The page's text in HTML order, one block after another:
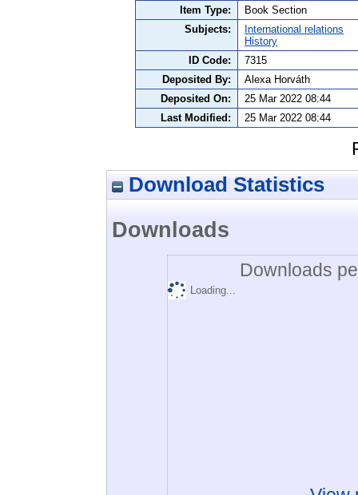
Item Type:
Book Section
Subjects:
International relations
History
ID Code:
7315
Deposited By:
Alexa Horváth
Deposited On:
25 Mar 2022 08:44
Last Modified:
25 Mar 2022 08:44
Download Statistics
Downloads
Downloads
Loading...